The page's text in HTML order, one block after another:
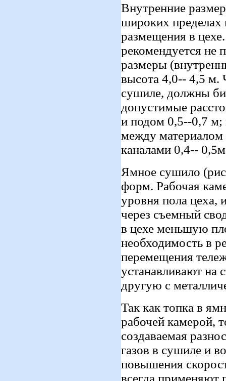
Внутренние
широких пределах
размещения в
рекомендуется не
размеры
высота 4,0-- 4,5 м.
сушиле, должны
допустимые
и подом 0,5--0,7
между
каналами 0,4--
Ямное сушило
форм. Рабочая
уровня пола цеха,
через съемный
в цехе меньшую
необходимость в
перемещения
устанавливают на
другую с
Так как топка в
рабочей камерой,
создаваемая
газов в сушиле и
повышения
всегда применяют